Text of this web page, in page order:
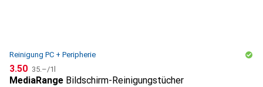
Reinigung PC + Peripherie
CHF
3.50 CHF
35.–/1l
MediaRange Bildschirm-Reinigungstücher